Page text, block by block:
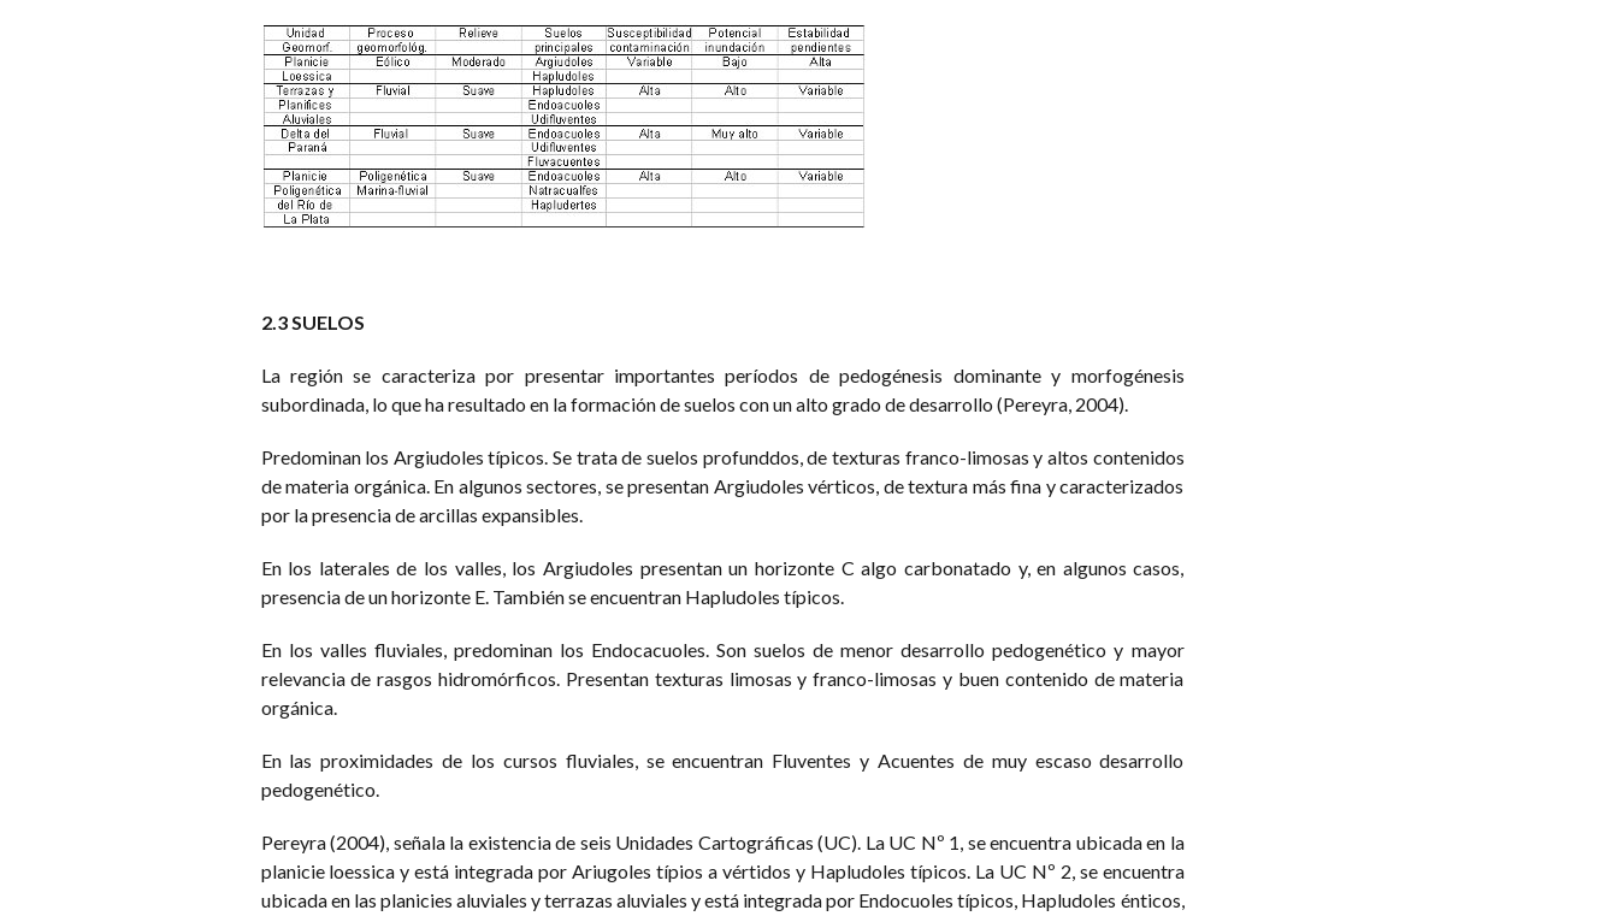
2.3 SUELOS
La región se caracteriza por presentar importantes períodos de pedogénesis dominante y morfogénesis
subordinada, lo que ha resultado en la formación de suelos con un alto grado de desarrollo (Pereyra, 2004).
Predominan los Argiudoles típicos. Se trata de suelos profunddos, de texturas franco-limosas y altos contenidos
de materia orgánica. En algunos sectores, se presentan Argiudoles vérticos, de textura más fina y caracterizados
por la presencia de arcillas expansibles.
En los laterales de los valles, los Argiudoles presentan un horizonte C algo carbonatado y, en algunos casos,
presencia de un horizonte E. También se encuentran Hapludoles típicos.
En los valles fluviales, predominan los Endocacuoles. Son suelos de menor desarrollo pedogenético y mayor
relevancia de rasgos hidromórficos. Presentan texturas limosas y franco-limosas y buen contenido de materia
orgánica.
En las proximidades de los cursos fluviales, se encuentran Fluventes y Acuentes de muy escaso desarrollo
pedogenético.
Pereyra (2004), señala la existencia de seis Unidades Cartográficas (UC). La UC Nº 1, se encuentra ubicada en la
planicie loessica y está integrada por Ariugoles típios a vértidos y Hapludoles típicos. La UC Nº 2, se encuentra
ubicada en las planicies aluviales y terrazas aluviales y está integrada por Endocuoles típicos, Hapludoles énticos,